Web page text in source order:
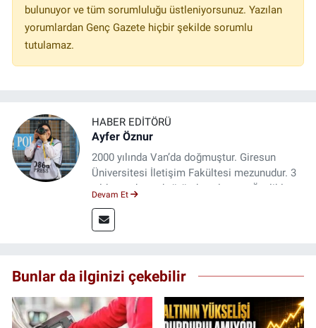
bulunuyor ve tüm sorumluluğu üstleniyorsunuz. Yazılan
yorumlardan Genç Gazete hiçbir şekilde sorumlu
tutulamaz.
HABER EDITÖRÜ
Ayfer Öznur
2000 yılında Van’da doğmuştur. Giresun
Üniversitesi İletişim Fakültesi mezunudur. 3
yıldır medya sektöründe çalışıyor. Özelikle
Devam Et
Bunlar da ilginizi çekebilir